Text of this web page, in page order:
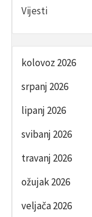
Vijesti
kolovoz 2026
srpanj 2026
lipanj 2026
svibanj 2026
travanj 2026
ožujak 2026
veljača 2026